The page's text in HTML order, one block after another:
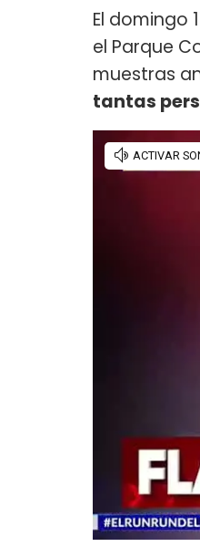
El domingo
el Parque
muestras
tantas